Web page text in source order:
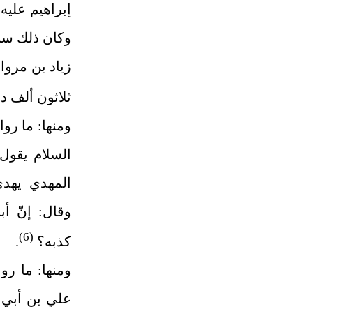
إبراهيم
وكان ذلك
زياد بن
ثلاثون ألف
ومنها: ما
السلام
المهدي
وقال: إنّ
كذبه؟ (6)
.
ومنها: ما
علي بن